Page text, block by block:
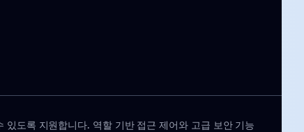
도록 지원합니다. 역할 기반 접근 제어와 고급 보안 기능